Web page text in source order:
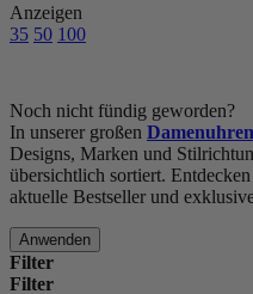
Anzeigen
35 50 100
Noch nicht fündig geworden?
In unserer großen
Designs, Marken und
übersichtlich sortiert.
aktuelle Bestseller und
Anwenden
Filter
Filter